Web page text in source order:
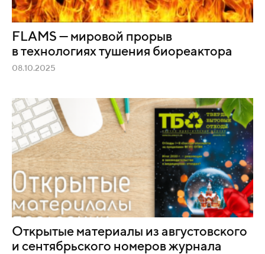
FLAMS — мировой прорыв
в технологиях тушения биореактора
08.10.2025
Открытые материалы из августовского
и сентябрьского номеров журнала